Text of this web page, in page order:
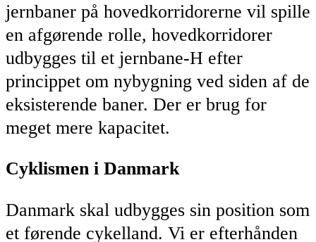
jernbaner på hovedkorridorerne vil spille
en afgørende rolle, hovedkorridorer
udbygges til et jernbane-H efter
princippet om nybygning ved siden af de
eksisterende baner. Der er brug for
meget mere kapacitet.
Cyklismen i Danmark
Danmark skal udbygges sin position som
et førende cykelland. Vi er efterhånden